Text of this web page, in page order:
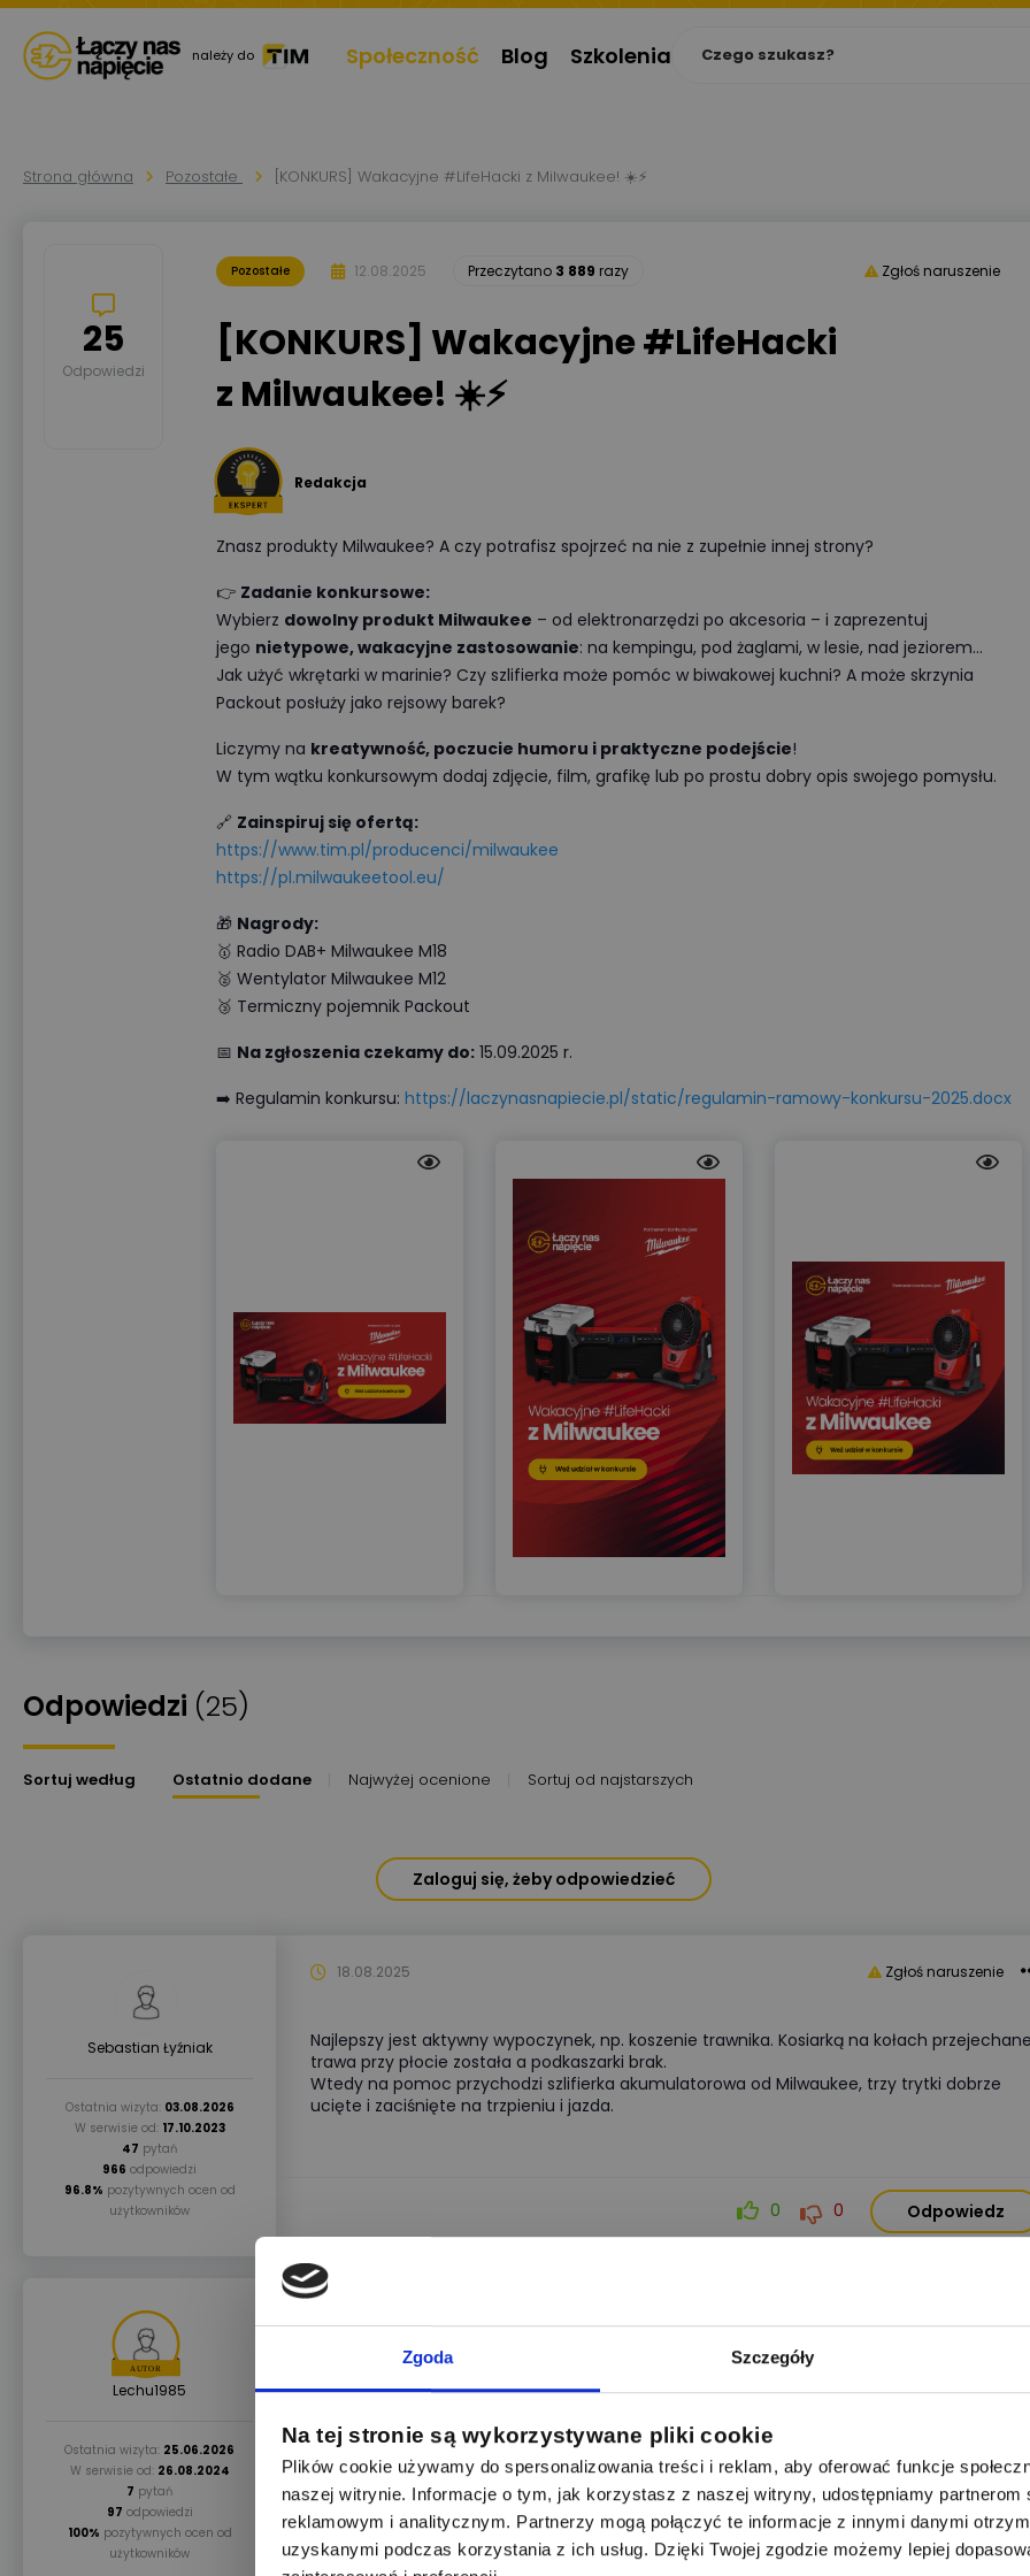
Zgoda Szczegóły
Na tej stronie są wykorzystywane pliki cookie
Plików cookie używamy do spersonalizowania treści i reklam, aby oferować funkcje
naszej witrynie. Informacje o tym, jak korzystasz z naszej witryny, udostępniamy partnerom
reklamowym i analitycznym. Partnerzy mogą połączyć te informacje z innymi danymi
uzyskanymi podczas korzystania z ich usług. Dzięki Twojej zgodzie możemy lepiej
należy do Społeczność Blog Szkolenia
Strona główna Pozostałe [KONKURS] Wakacyjne #LifeHacki z Milwaukee! ☀️⚡
Pozostałe 12.08.2025 Przeczytano 3 889 razy Zgłoś naruszenie
[KONKURS] Wakacyjne #LifeHacki
z Milwaukee! ☀️⚡
Redakcja
Znasz produkty Milwaukee? A czy potrafisz spojrzeć na nie z zupełnie innej strony?
👉 Zadanie konkursowe:
Wybierz dowolny produkt Milwaukee – od elektronarzędzi po akcesoria – i zaprezentuj
jego nietypowe, wakacyjne zastosowanie: na kempingu, pod żaglami, w lesie, nad jeziorem…
Jak użyć wkrętarki w marinie? Czy szlifierka może pomóc w biwakowej kuchni? A może skrzynia
Packout posłuży jako rejsowy barek?
Liczymy na kreatywność, poczucie humoru i praktyczne podejście!
W tym wątku konkursowym dodaj zdjęcie, film, grafikę lub po prostu dobry opis swojego pomysłu.
🔗 Zainspiruj się ofertą:
https://www.tim.pl/producenci/milwaukee
https://pl.milwaukeetool.eu/
🎁 Nagrody:
🥇 Radio DAB+ Milwaukee M18
🥈 Wentylator Milwaukee M12
🥉 Termiczny pojemnik Packout
📅 Na zgłoszenia czekamy do: 15.09.2025 r.
➡️ Regulamin konkursu: https://laczynasnapiecie.pl/static/regulamin-ramowy-konkursu-2025.docx
25
Odpowiedzi
Odpowiedzi (25)
Sortuj według Ostatnio dodane Najwyżej ocenione Sortuj od najstarszych
Zaloguj się, żeby odpowiedzieć
Sebastian Łyźniak
Ostatnia wizyta: 03.08.2026
W serwisie od: 17.10.2023
47 pytań
966 odpowiedzi
96.8% pozytywnych ocen od
użytkowników
Zgłoś naruszenie
18.08.2025
Najlepszy jest aktywny wypoczynek, np. koszenie trawnika. Kosiarką na kołach
trawa przy płocie została a podkaszarki brak.
Wtedy na pomoc przychodzi szlifierka akumulatorowa od Milwaukee, trzy trytki dobrze
ucięte i zaciśnięte na trzpieniu i jazda.
0 0 Odpowiedz
Lechu1985
Ostatnia wizyta: 25.06.2026
W serwisie od: 26.08.2024
7 pytań
97 odpowiedzi
100% pozytywnych ocen od
użytkowników
Opalarka bezprzewodowa idealnie sprawdzi się przy rozpalaniu grilla. Model opalarki: M18